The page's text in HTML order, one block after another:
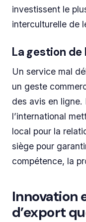
investissent le
interculturelle de
La gestion
Un service mal
un geste
des avis en ligne.
l’international
local pour la
siège pour
compétence, la
Innovation
d’export